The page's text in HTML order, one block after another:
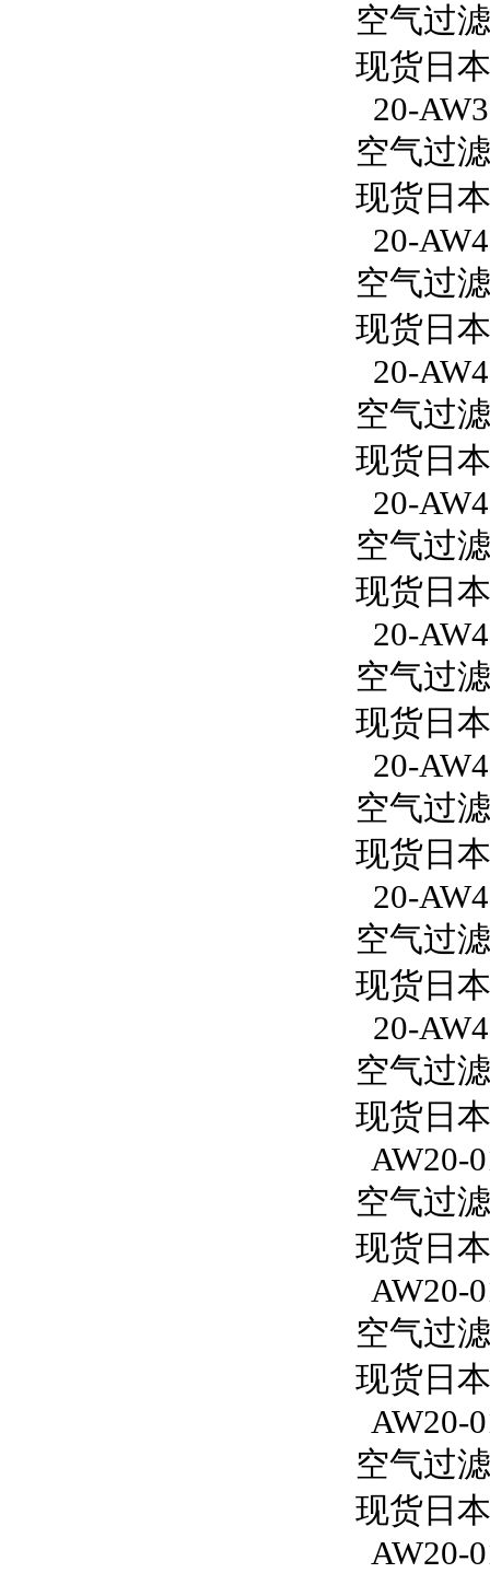
空气过
现货日
20-
空气过
现货日
20-
空气过
现货日
20-
空气过
现货日
20-
空气过
现货日
20-
空气过
现货日
20-
空气过
现货日
20-
空气过
现货日
20-
空气过
现货日
AW20-
空气过
现货日
AW20-
空气过
现货日
AW20-
空气过
现货日
AW20-